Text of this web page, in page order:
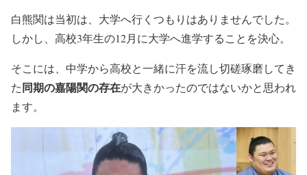
白熊関は当初は、大学へ行くつもりはありませんでした。
しかし、高校3年生の12月に大学へ進学することを決心。
そこには、中学から高校と一緒に汗を流し切磋琢磨してき
た同期の嘉陽関の存在が大きかったのではないかと思われ
ます。